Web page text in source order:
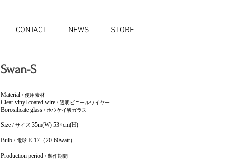
CONTACT NEWS STORE
Swan-S
Material / 使用素材
Clear vinyl coated wire / 透明ビニールワイヤー
Borosilicate glass / ホウケイ酸ガラス
Size / サイズ 35m(W) 53×cm(H)
Bulb / 電球 E-17（20-60watt）
Production period / 製作期間